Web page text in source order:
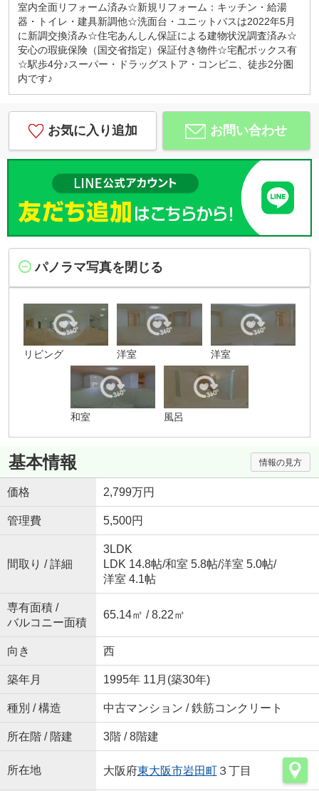
室内全面リフォーム済み☆新規リフォーム：キッチン・給湯
器・トイレ・建具新調他☆洗面台・ユニットバスは2022年5月
に新調交換済み☆住宅あんしん保証による建物状況調査済み☆
安心の瑕疵保険（国交省指定）保証付き物件☆宅配ボックス有
☆駅歩4分♪スーパー・ドラッグストア・コンビニ、徒歩2分圏
内です♪
お気に入り追加 お問い合わせ
パノラマ写真を閉じる
リビング 洋室 洋室
和室 風呂
基本情報 情報の見方
価格 2,799万円
管理費 5,500円
間取り / 詳細
3LDK
LDK 14.8帖/和室 5.8帖/洋室 5.0帖/
洋室 4.1帖
専有面積 /
バルコニー面積
65.14㎡ / 8.22㎡
向き 西
築年月 1995年 11月(築30年)
種別 / 構造 中古マンション / 鉄筋コンクリート
所在階 / 階建 3階 / 8階建
所在地 大阪府東大阪市岩田町３丁目